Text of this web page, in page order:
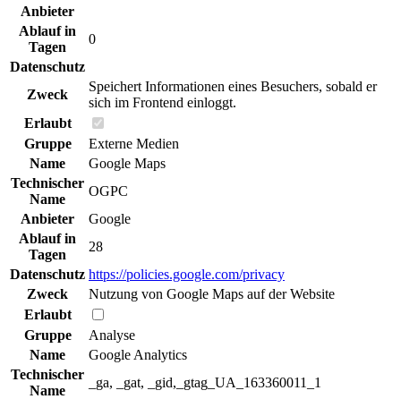
Anbieter
Ablauf in
Tagen
0
Datenschutz
Zweck
Speichert Informationen eines Besuchers, sobald er
sich im Frontend einloggt.
Erlaubt
Gruppe
Externe Medien
Name
Google Maps
Technischer
Name
OGPC
Anbieter
Google
Ablauf in
Tagen
28
Datenschutz https://policies.google.com/privacy
Zweck
Nutzung von Google Maps auf der Website
Erlaubt
Gruppe
Analyse
Name
Google Analytics
Technischer
Name
_ga, _gat, _gid,_gtag_UA_163360011_1